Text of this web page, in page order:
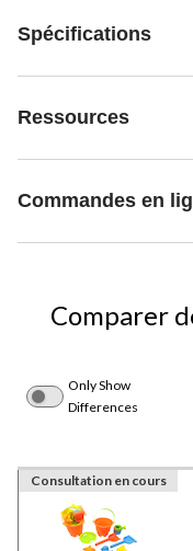
Spécifications
Ressources
Commandes en
Comparer
Only Show
Differences
Consultation en cours